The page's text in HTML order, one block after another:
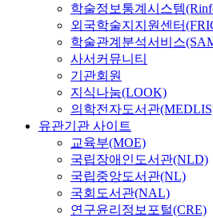
학술정보통계시스템
외국학술지지원센터
학술관계분석서비스
사서커뮤니티
기관회원
지식나눔(LOOK)
의학전자도서관
유관기관 사이트
교육부(MOE)
국립장애인도서관(NLD)
국립중앙도서관(NL)
국회도서관(NAL)
연구윤리정보포털(CRE)